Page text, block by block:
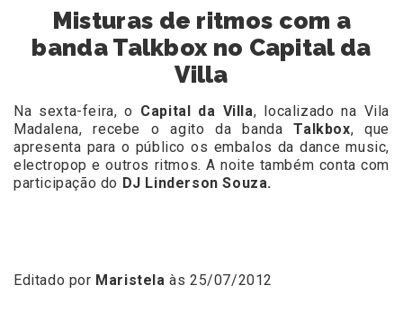
Misturas de ritmos com a
banda Talkbox no Capital da
Villa
Na sexta-feira, o Capital da Villa, localizado na Vila
Madalena, recebe o agito da banda Talkbox, que
apresenta para o público os embalos da dance music,
electropop e outros ritmos. A noite também conta com
participação do DJ Linderson Souza.
Editado por Maristela às 25/07/2012